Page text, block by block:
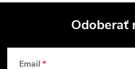
Z
Odoberať
Email